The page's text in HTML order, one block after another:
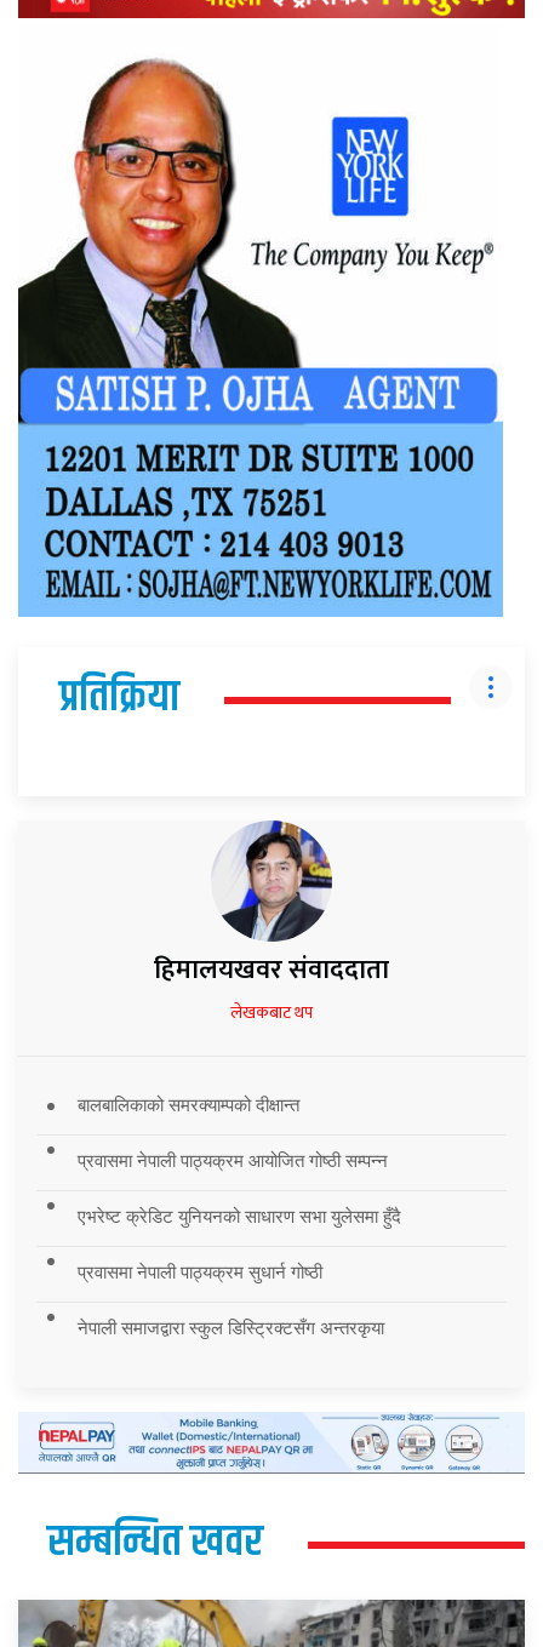
प्रतिक्रिया
हिमालयखवर संवाददाता
लेखकबाट थप
बालबालिकाको समरक्याम्पको दीक्षान्त
प्रवासमा नेपाली पाठ्यक्रम आयोजित गोष्ठी सम्पन्न
एभरेष्ट क्रेडिट युनियनको साधारण सभा युलेसमा हुँदै
प्रवासमा नेपाली पाठ्यक्रम सुधार्न गोष्ठी
नेपाली समाजद्वारा स्कुल डिस्ट्रिक्टसँग अन्तरकृया
सम्बन्धित खवर